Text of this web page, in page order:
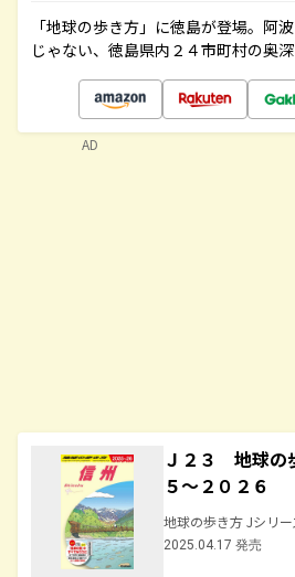
「地球の歩き方」に徳島が登場。阿
じゃない、徳島県内２４市町村の奥
Ｊ２３ 地球
５～２０２６
地球の歩き方 Jシリー
2025.04.17 発売
AD